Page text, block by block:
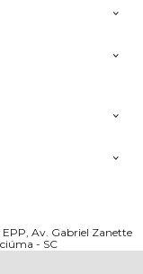
Av. Gabriel Zanette
- SC